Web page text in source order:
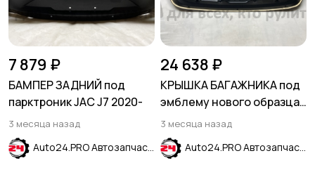
7 879 ₽
БАМПЕР ЗАДНИЙ под
парктроник JAC J7 2020-
3 месяца назад
Auto24.PRO Автозапчасти
24 638 ₽
КРЫШКА БАГАЖНИКА под
эмблему нового образца
KIA K5 2020-
3 месяца назад
Auto24.PRO Автозапчасти